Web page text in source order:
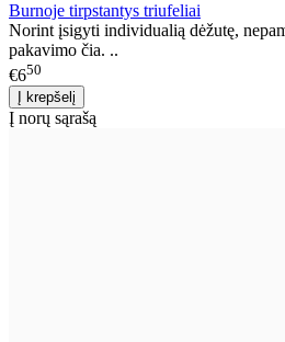
Burnoje tirpstantys triufeliai
Norint įsigyti individualią dėžutę,
pakavimo čia. ..
€650
Į norų sąrašą